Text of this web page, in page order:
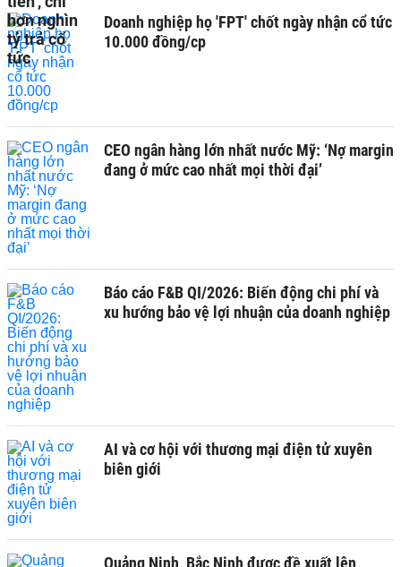
Doanh nghiệp họ 'FPT' chốt ngày nhận cổ tức
10.000 đồng/cp
CEO ngân hàng lớn nhất nước Mỹ: ‘Nợ margin
đang ở mức cao nhất mọi thời đại’
Báo cáo F&B QI/2026: Biến động chi phí và
xu hướng bảo vệ lợi nhuận của doanh nghiệp
AI và cơ hội với thương mại điện tử xuyên
biên giới
Quảng Ninh, Bắc Ninh được đề xuất lên